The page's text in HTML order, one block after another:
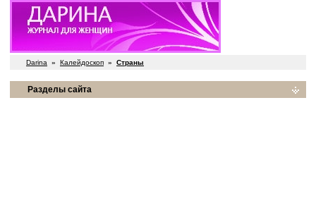
Darina » Калейдоскоп » Страны
Разделы сайта